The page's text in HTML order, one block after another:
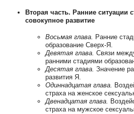
Вторая часть. Ранние ситуации
совокупное развитие
Восьмая глава. Ранние
образование Сверх-Я.
Девятая глава. Связи
ранними стадиями
Десятая глава. Значение
развития Я.
Одиннадцатая глава.
страха на женское
Двенадцатая глава.
страха на мужское